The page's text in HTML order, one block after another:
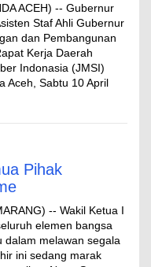
ACEH) -- Gubernur
Staf Ahli Gubernur
dan Pembangunan
Kerja Daerah
Indonasia (JMSI)
Aceh, Sabtu 10 April
Pihak
-- Wakil Ketua I
elemen bangsa
dalam melawan segala
ini sedang marak